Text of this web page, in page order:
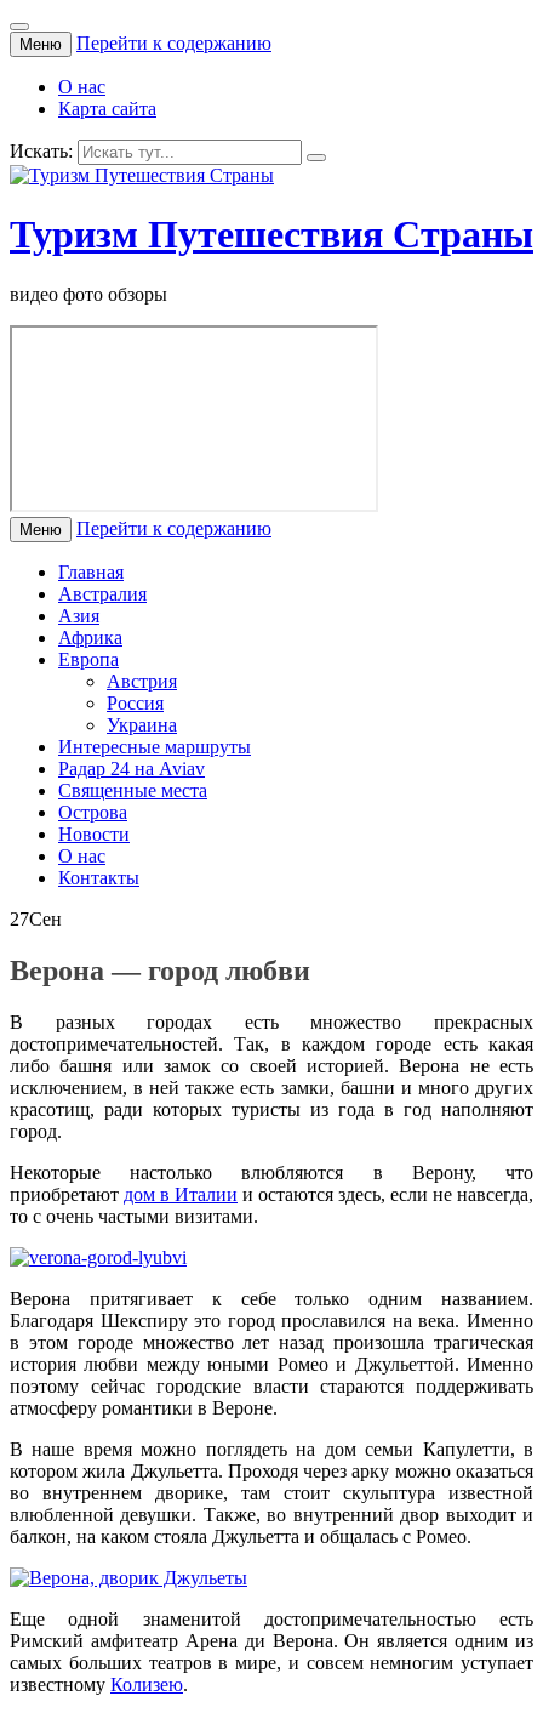
Меню Перейти к содержанию
О нас
Карта сайта
Искать:
Туризм Путешествия Страны
видео фото обзоры
Меню Перейти к содержанию
Главная
Австралия
Азия
Африка
Европа
Австрия
Россия
Украина
Интересные маршруты
Радар 24 на Aviav
Священные места
Острова
Новости
О нас
Контакты
27Сен
Верона — город любви
В разных городах есть множество прекрасных
достопримечательностей. Так, в каждом городе есть какая
либо башня или замок со своей историей. Верона не есть
исключением, в ней также есть замки, башни и много других
красотищ, ради которых туристы из года в год наполняют
город.
Некоторые настолько влюбляются в Верону, что
приобретают дом в Италии и остаются здесь, если не навсегда,
то с очень частыми визитами.
Верона притягивает к себе только одним названием.
Благодаря Шекспиру это город прославился на века. Именно
в этом городе множество лет назад произошла трагическая
история любви между юными Ромео и Джульеттой. Именно
поэтому сейчас городские власти стараются поддерживать
атмосферу романтики в Вероне.
В наше время можно поглядеть на дом семьи Капулетти, в
котором жила Джульетта. Проходя через арку можно оказаться
во внутреннем дворике, там стоит скульптура известной
влюбленной девушки. Также, во внутренний двор выходит и
балкон, на каком стояла Джульетта и общалась с Ромео.
Еще одной знаменитой достопримечательностью есть
Римский амфитеатр Арена ди Верона. Он является одним из
самых больших театров в мире, и совсем немногим уступает
известному Колизею.